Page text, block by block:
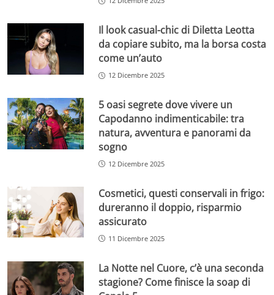
Il look casual-chic di Diletta Leotta
da copiare subito, ma la borsa costa
come un’auto
12 Dicembre 2025
5 oasi segrete dove vivere un
Capodanno indimenticabile: tra
natura, avventura e panorami da
sogno
12 Dicembre 2025
Cosmetici, questi conservali in frigo:
dureranno il doppio, risparmio
assicurato
11 Dicembre 2025
La Notte nel Cuore, c’è una seconda
stagione? Come finisce la soap di